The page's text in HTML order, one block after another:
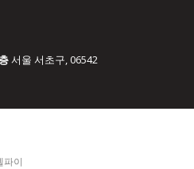
서울 서초구, 06542
파이